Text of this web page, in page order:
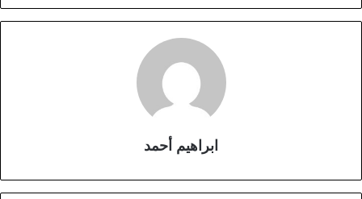
ابراهيم أحمد